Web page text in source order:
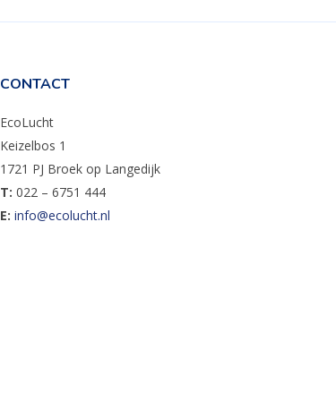
CONTACT
EcoLucht
Keizelbos 1
1721 PJ Broek op Langedijk
T: 022 – 6751 444
E: info@ecolucht.nl